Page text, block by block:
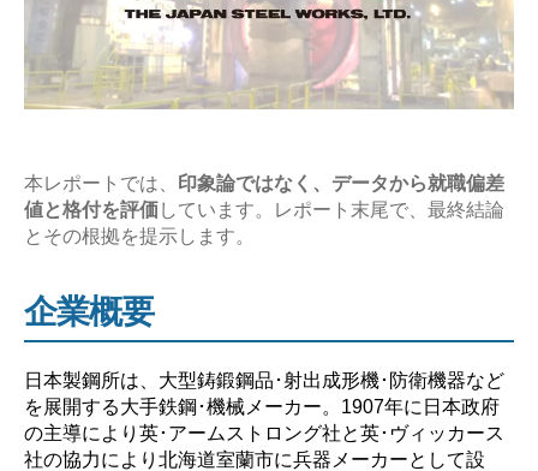
究
【激
務？
や
い？】”
本レポートでは、 印象論ではなく、データから就職偏差
値と格付を評価しています。レポート末尾で、最終結論
とその根拠を提示します。
企業概要
日本製鋼所は、大型鋳鍛鋼品･射出成形機･防衛機器など
を展開する大手鉄鋼･機械メーカー。1907年に日本政府
の主導により英･アームストロング社と英･ヴィッカース
社の協力により北海道室蘭市に兵器メーカーとして設